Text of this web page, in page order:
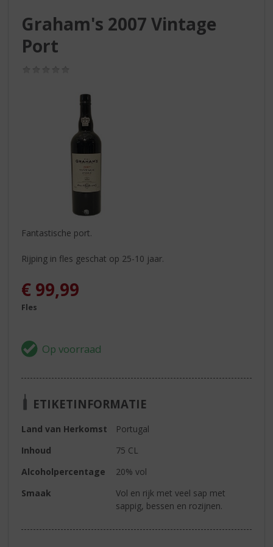
Graham's 2007 Vintage
Port
Fantastische port.
Rijping in fles geschat op 25-10 jaar.
€ 99,99
Fles
ETIKETINFORMATIE
Land van Herkomst
Portugal
Inhoud
75 CL
Alcoholpercentage
20% vol
Smaak
Vol en rijk met veel sap met
sappig, bessen en rozijnen.